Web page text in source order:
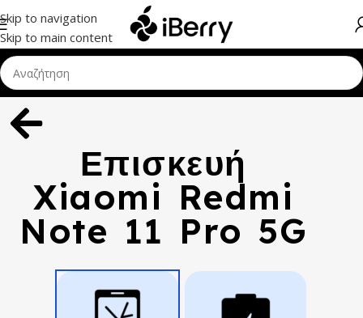
Skip to navigation
Skip to main content
Επισκευή
Xiaomi Redmi
Note 11 Pro 5G